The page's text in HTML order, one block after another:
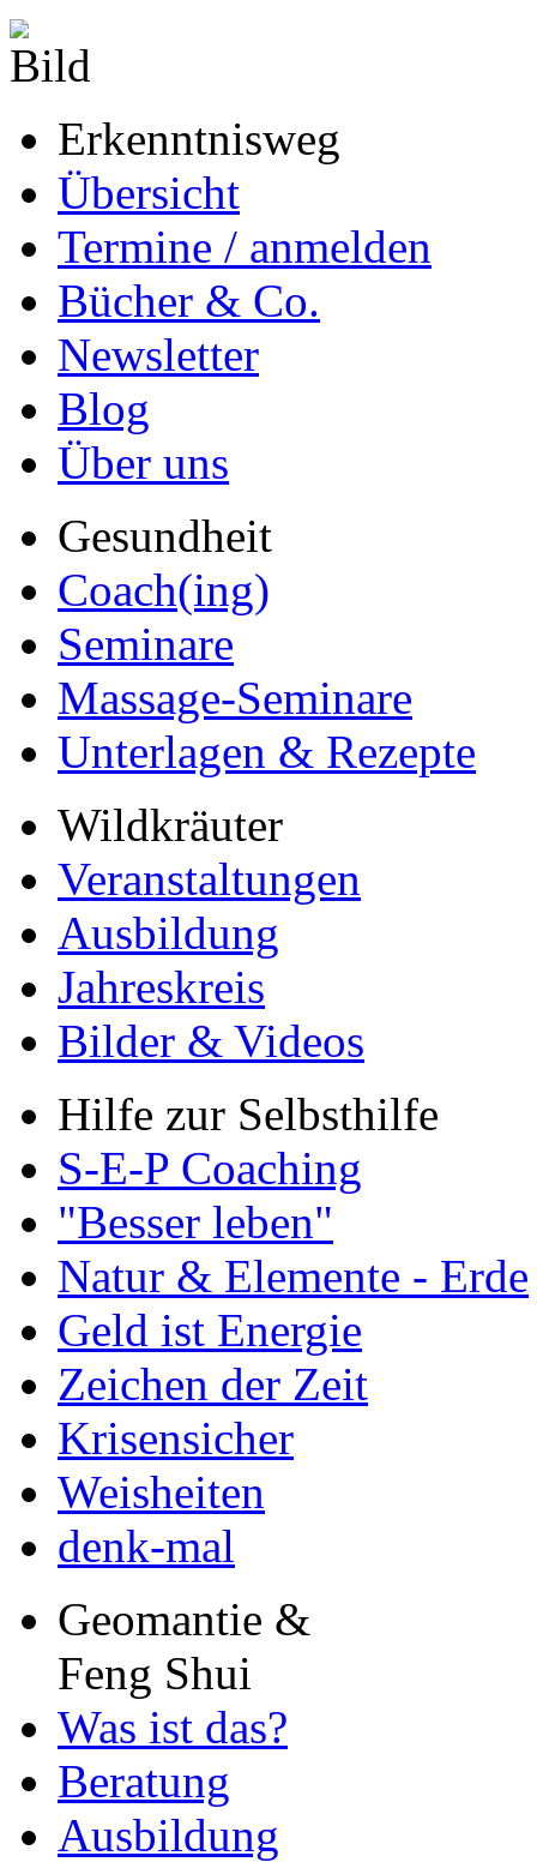
Erkenntnisweg
Übersicht
Termine / anmelden
Bücher & Co.
Newsletter
Blog
Über uns
Gesundheit
Coach(ing)
Seminare
Massage-Seminare
Unterlagen & Rezepte
Wildkräuter
Veranstaltungen
Ausbildung
Jahreskreis
Bilder & Videos
Hilfe zur Selbsthilfe
S-E-P Coaching
"Besser leben"
Natur & Elemente - Erde
Geld ist Energie
Zeichen der Zeit
Krisensicher
Weisheiten
denk-mal
Geomantie &
Feng Shui
Was ist das?
Beratung
Ausbildung